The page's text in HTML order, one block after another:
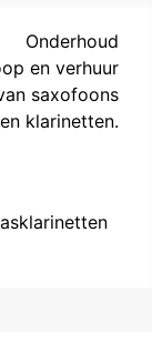
Onderhoud
en verhuur
saxofoons
en klarinetten.